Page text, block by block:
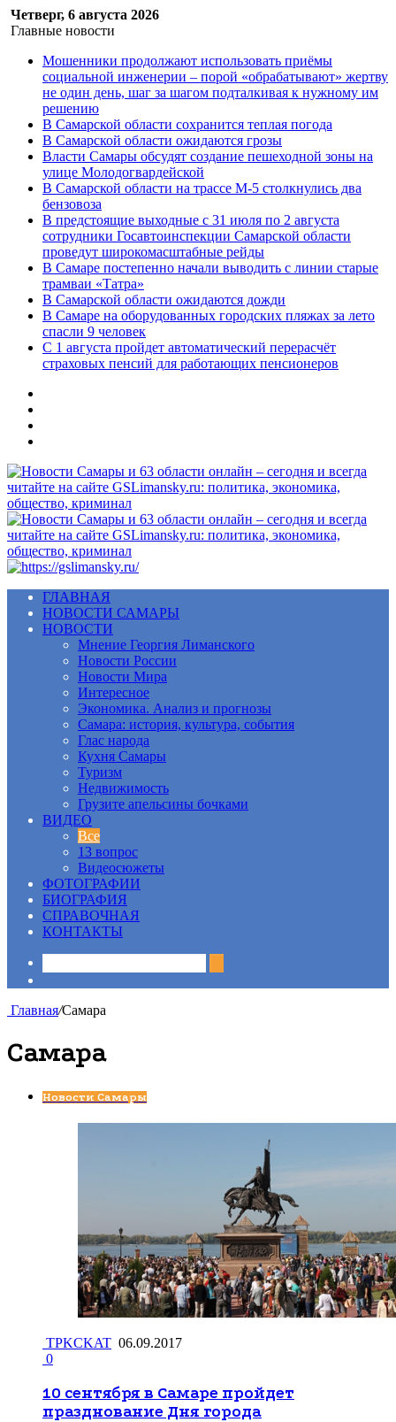
Четверг, 6 августа 2026
Главные новости
Мошенники продолжают использовать приёмы
социальной инженерии – порой «обрабатывают» жертву
не один день, шаг за шагом подталкивая к нужному им
решению
В Самарской области сохранится теплая погода
В Самарской области ожидаются грозы
Власти Самары обсудят создание пешеходной зоны на
улице Молодогвардейской
В Самарской области на трассе М-5 столкнулись два
бензовоза
В предстоящие выходные с 31 июля по 2 августа
сотрудники Госавтоинспекции Самарской области
проведут широкомасштабные рейды
В Самаре постепенно начали выводить с линии старые
трамваи «Татра»
В Самарской области ожидаются дожди
В Самаре на оборудованных городских пляжах за лето
спасли 9 человек
С 1 августа пройдет автоматический перерасчёт
страховых пенсий для работающих пенсионеров
Меню
ГЛАВНАЯ
НОВОСТИ САМАРЫ
НОВОСТИ
Мнение Георгия Лиманского
Новости России
Новости Мира
Интересное
Экономика. Анализ и прогнозы
Самара: история, культура, события
Глас народа
Кухня Самары
Туризм
Недвижимость
Грузите апельсины бочками
ВИДЕО
Все
13 вопрос
Видеосюжеты
ФОТОГРАФИИ
БИОГРАФИЯ
СПРАВОЧНАЯ
КОНТАКТЫ
Главная/Самара
Самара
Новости Самары
TPKCKAT 06.09.2017
0
10 сентября в Самаре пройдет
празднование Дня города